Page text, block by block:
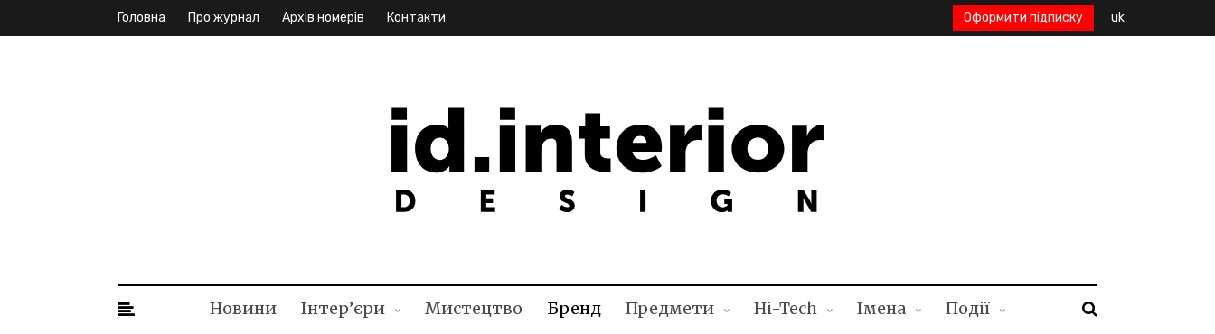
Головна Про журнал Архів номерів Контакти Оформити підписку uk
Новини Інтер’єри Мистецтво Бренд Предмети Hi-Tech Імена Події